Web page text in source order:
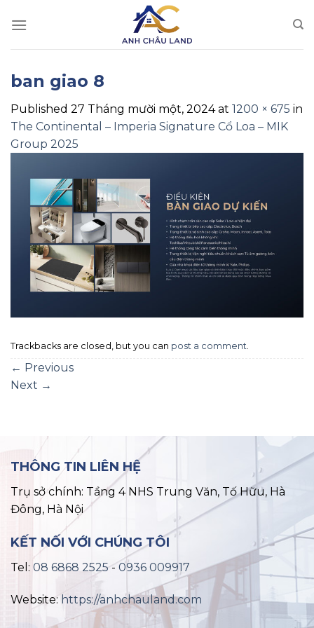
ban giao 8
Published 27 Tháng mười một, 2024at 1200 × 675 in
The Continental – Imperia Signature Cổ Loa – MIK
Group 2025
Trackbacks are closed, but you can post a comment
← Previous
Next →
THÔNG TIN LIÊN HỆ
Trụ sở chính: Tầng 4 NHS Trung Văn, Tố Hữu, Hà
Đông, Hà Nội
KẾT NỐI VỚI CHÚNG TÔI
Tel: 08 6868 2525-0936 009917
Website: https://anhchauland.com